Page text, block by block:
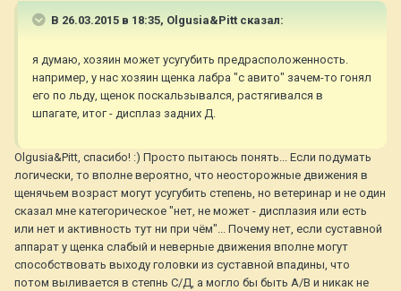
В 26.03.2015 в 18:35, Olgusia&Pitt сказал:
я думаю, хозяин может усугубить предрасположенность.
например, у нас хозяин щенка лабра "с авито" зачем-то гонял
его по льду, щенок поскальзывался, растягивался в
шпагате, итог - дисплаз задних Д.
Olgusia&Pitt, спасибо! :) Просто пытаюсь понять... Если подумать
логически, то вполне вероятно, что неосторожные движения в
щенячьем возраст могут усугубить степень, но ветеринар и не один
сказал мне категорическое "нет, не может - дисплазия или есть
или нет и активность тут ни при чём"... Почему нет, если суставной
аппарат у щенка слабый и неверные движения вполне могут
способствовать выходу головки из суставной впадины, что
потом выливается в степнь С/Д, а могло бы быть А/В и никак не